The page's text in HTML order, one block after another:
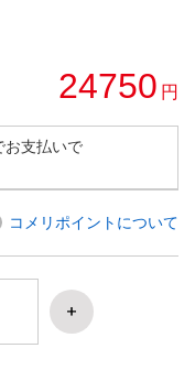
24750 円
お支払いで
コメリポイントについて